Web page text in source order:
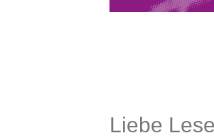
Liebe